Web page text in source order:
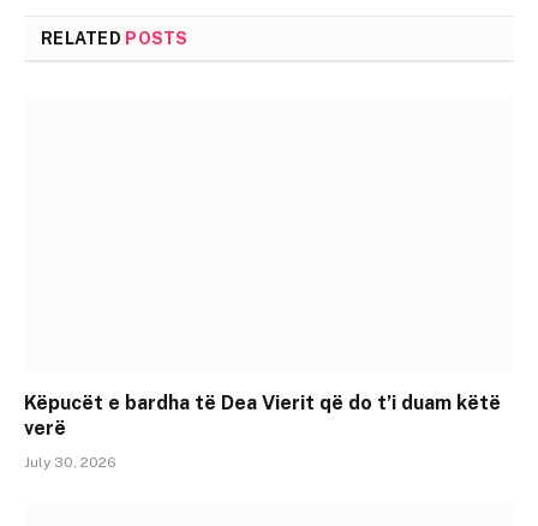
RELATED POSTS
Këpucët e bardha të Dea Vierit që do t’i duam këtë
verë
July 30, 2026